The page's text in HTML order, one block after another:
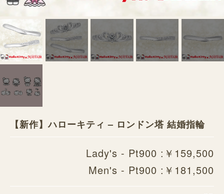
【新作】ハローキティ – ロンドン塔 結婚指輪
Lady's - Pt900 :￥159,500
Men's - Pt900 :￥181,500